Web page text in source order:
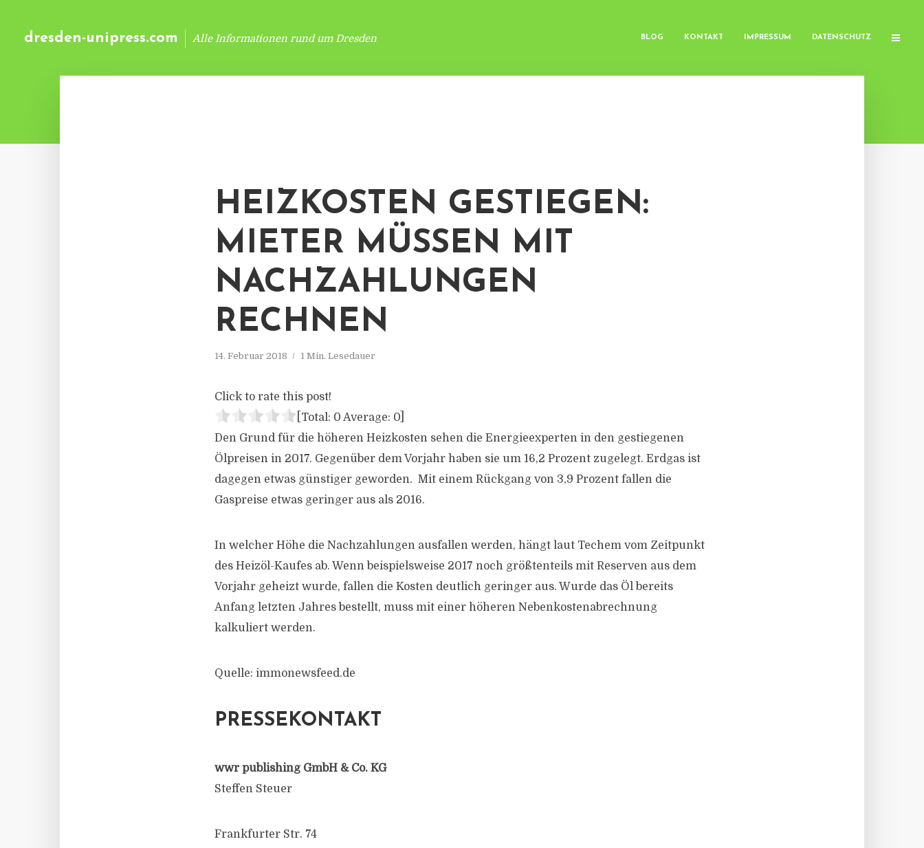
dresden-unipress.com Alle Informationen rund um Dresden BLOG KONTAKT IMPRESSUM DATENSCHUTZ
HEIZKOSTEN GESTIEGEN:
MIETER MÜSSEN MIT
NACHZAHLUNGEN
RECHNEN
14. Februar 2018 1 Min. Lesedauer
Click to rate this post!
[Total: 0 Average: 0
Den Grund für die höheren Heizkosten sehen die Energieexperten in den gestiegenen
Ölpreisen in 2017. Gegenüber dem Vorjahr haben sie um 16,2 Prozent zugelegt. Erdgas ist
dagegen etwas günstiger geworden. Mit einem Rückgang von 3,9 Prozent fallen die
Gaspreise etwas geringer aus als 2016.
In welcher Höhe die Nachzahlungen ausfallen werden, hängt laut Techem vom Zeitpunkt
des Heizöl-Kaufes ab. Wenn beispielsweise 2017 noch größtenteils mit Reserven aus dem
Vorjahr geheizt wurde, fallen die Kosten deutlich geringer aus. Wurde das Öl bereits
Anfang letzten Jahres bestellt, muss mit einer höheren Nebenkostenabrechnung
kalkuliert werden.
Quelle: immonewsfeed.de
PRESSEKONTAKT
wwr publishing GmbH & Co. KG
Steffen Steuer
Frankfurter Str. 74